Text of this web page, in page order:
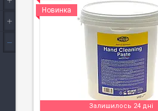
Новинка
Залишилось 24 дні